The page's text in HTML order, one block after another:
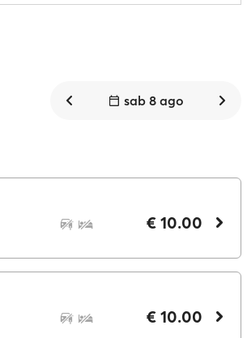
sab 8 ago
€ 10.00
€ 10.00